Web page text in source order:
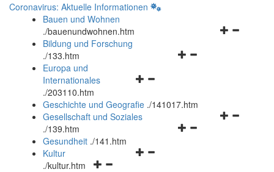
Coronavirus: Aktuelle Informationen
Bauen und Wohnen
./bauenundwohnen.htm
Navigationsmenü
Bildung und Forschung
./133.htm
Navigationsmenü
und
schließen
Europa und
Internationales
./203110.htm
Geschichte und Geografie ./141017.htm
Navigationsmenü
Gesellschaft und Soziales
./139.htm
Navigationsmenü
Gesundheit ./141.htm
Navigationsmenü
Kultur
./kultur.htm